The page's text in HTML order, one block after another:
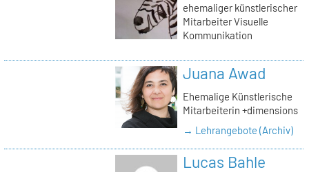
ehemaliger künstlerischer
Mitarbeiter Visuelle
Kommunikation
Juana Awad
Ehemalige Künstlerische
Mitarbeiterin +dimensions
→ Lehrangebote (Archiv)
Lucas Bahle